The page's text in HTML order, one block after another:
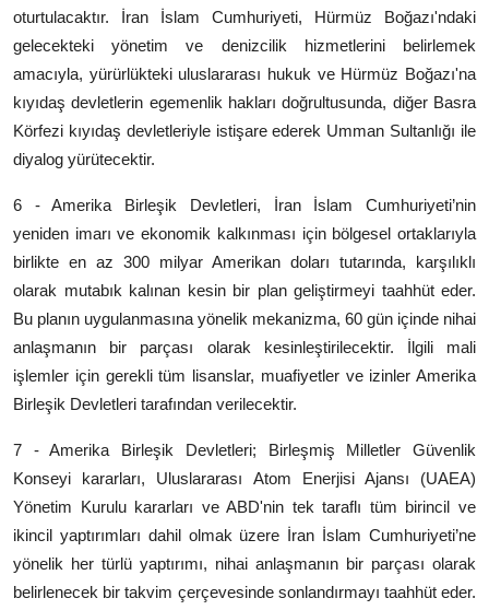
oturtulacaktır. İran İslam Cumhuriyeti, Hürmüz Boğazı'ndaki
gelecekteki yönetim ve denizcilik hizmetlerini belirlemek
amacıyla, yürürlükteki uluslararası hukuk ve Hürmüz Boğazı'na
kıyıdaş devletlerin egemenlik hakları doğrultusunda, diğer Basra
Körfezi kıyıdaş devletleriyle istişare ederek Umman Sultanlığı ile
diyalog yürütecektir.
6 - Amerika Birleşik Devletleri, İran İslam Cumhuriyeti’nin
yeniden imarı ve ekonomik kalkınması için bölgesel ortaklarıyla
birlikte en az 300 milyar Amerikan doları tutarında, karşılıklı
olarak mutabık kalınan kesin bir plan geliştirmeyi taahhüt eder.
Bu planın uygulanmasına yönelik mekanizma, 60 gün içinde nihai
anlaşmanın bir parçası olarak kesinleştirilecektir. İlgili mali
işlemler için gerekli tüm lisanslar, muafiyetler ve izinler Amerika
Birleşik Devletleri tarafından verilecektir.
7 - Amerika Birleşik Devletleri; Birleşmiş Milletler Güvenlik
Konseyi kararları, Uluslararası Atom Enerjisi Ajansı (UAEA)
Yönetim Kurulu kararları ve ABD'nin tek taraflı tüm birincil ve
ikincil yaptırımları dahil olmak üzere İran İslam Cumhuriyeti’ne
yönelik her türlü yaptırımı, nihai anlaşmanın bir parçası olarak
belirlenecek bir takvim çerçevesinde sonlandırmayı taahhüt eder.